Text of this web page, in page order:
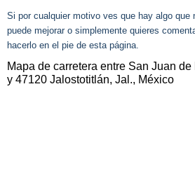
Si por cualquier motivo ves que hay algo que
puede mejorar o simplemente quieres
hacerlo en el pie de esta página.
Mapa de carretera entre San Juan
y 47120 Jalostotitlán, Jal., México